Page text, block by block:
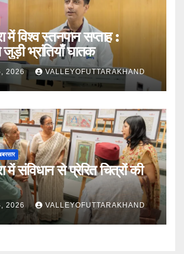
में विश्व स्तनपान सप्ताह :
भ्रांतियाँ घातक
2026 VALLEYOFUTTARAKHAND
में संविधान से प्रेरित चित्रों की
2026 VALLEYOFUTTARAKHAND